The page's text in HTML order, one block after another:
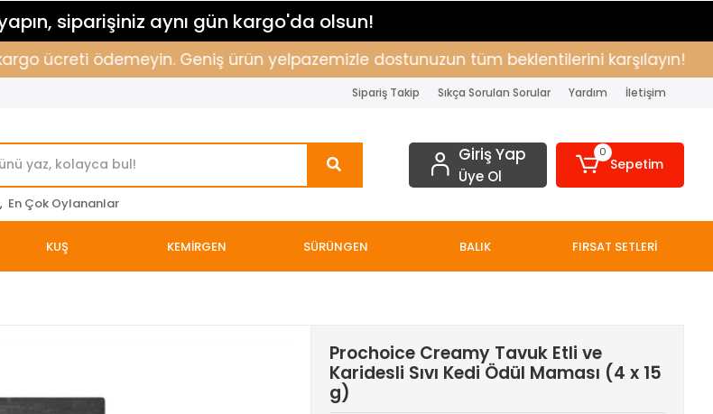
siparişiniz aynı gün kargo'da olsun!
ücreti ödemeyin. Geniş ürün yelpazemizle dostunuzun tüm beklentilerini karşılayın!
Sipariş Takip Sıkça Sorulan Sorular Yardım İletişim
, En Çok Oylananlar
Giriş Yap
Üye Ol
0
Sepetim
KUŞ KEMİRGEN SÜRÜNGEN BALIK FIRSAT SETLERİ
Prochoice Creamy Tavuk Etli ve
Karidesli Sıvı Kedi Ödül Maması (4 x 15
g)